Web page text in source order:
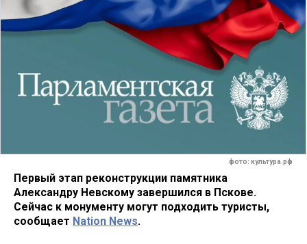
фото: культура.рф
Первый этап реконструкции памятника
Александру Невскому завершился в Пскове.
Сейчас к монументу могут подходить туристы,
сообщает Nation News.